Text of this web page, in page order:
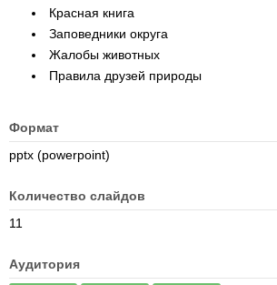
Красная книга
Заповедники округа
Жалобы животных
Правила друзей природы
Формат
pptx (powerpoint)
Количество слайдов
11
Аудитория